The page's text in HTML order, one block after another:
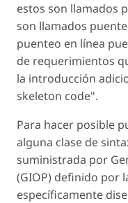
estos son llamados
son llamados
puenteo en línea
de requerimientos
la introducción
skeleton code".
Para hacer posible
alguna clase de
suministrada por
(GIOP) definido por
específicamente